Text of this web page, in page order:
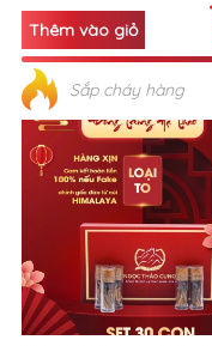
Sắp cháy hàng